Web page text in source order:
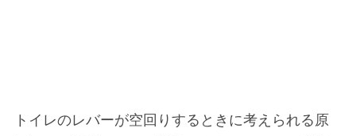
トイレのレバーが空回りするときに考えられる原